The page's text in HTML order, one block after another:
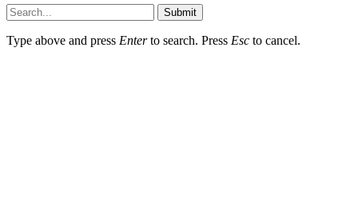
Submit
Type above and press Enterto search. Press Esc to cancel.